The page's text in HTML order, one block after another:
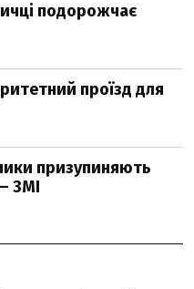
подорожчає
проїзд для
призупиняють
ЗМІ